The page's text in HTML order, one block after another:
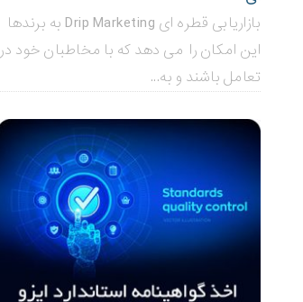
بازاریابی قطره ای Drip Marketing به برندها
این امکان را می دهد که با مخاطبان خود در
تعامل باشند و به...